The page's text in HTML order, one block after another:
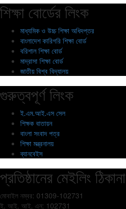
শিক্ষা বোর্ডের লিংক
মাধ্যমিক ও উচ্চ শিক্ষা অধিদপ্তর
বাংলাদেশ কারিগরি শিক্ষা বোর্ড
বরিশাল শিক্ষা বোর্ড
মাদ্রাসা শিক্ষা বোর্ড
জাতীয় বিশ্ব বিদ্যালয়
গুরুত্বপূর্ণ লিংক
ই.এম.আই.এস সেল
শিক্ষক বাতায়ন
বাংলা সংবাদ পত্র
শিক্ষা মন্ত্রনালয়
ব্যানবেইস
প্রতিষ্ঠানের মেইলিং ঠিকানা
মোবাইল নম্বর: 01309-102731
ই. আই. আই. এন: 102731